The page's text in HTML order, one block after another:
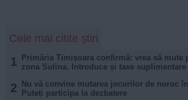
Cele mai citite știri
1
Primăria Timișoara confirmă: vrea să mute
zona Sulina. Introduce și taxe suplimentare
2
Nu vă convine mutarea jocurilor de noroc
Puteți participa la dezbatere